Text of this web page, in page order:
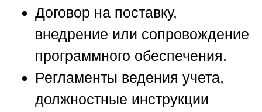
Договор на поставку,
внедрение или сопровождение
программного обеспечения.
Регламенты ведения учета,
должностные инструкции